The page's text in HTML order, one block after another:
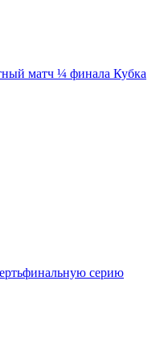
матч ¼ финала Кубка
серию